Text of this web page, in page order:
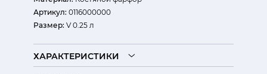
Артикул: 0116000000
Размер: V 0.25 л
ХАРАКТЕРИСТИКИ